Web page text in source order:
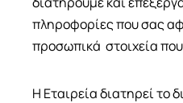
πληροφορίες που σας
προσωπικά στοιχεία
Η Εταιρεία διατηρεί το
Call +30 698 00
22 360